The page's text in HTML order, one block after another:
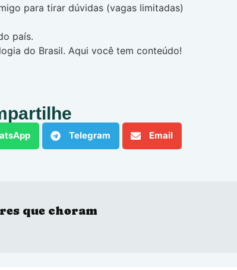
para tirar dúvidas (vagas limitadas)
país.
do Brasil. Aqui você tem conteúdo!
Telegram Email
que choram